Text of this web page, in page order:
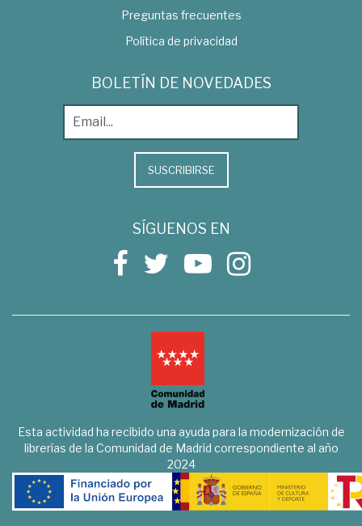
Preguntas frecuentes
Política de privacidad
BOLETÍN DE NOVEDADES
SUSCRIBIRSE
SÍGUENOS EN
Esta actividad ha recibido una ayuda para la modernización de
librerías de la Comunidad de Madrid correspondiente al año
2024